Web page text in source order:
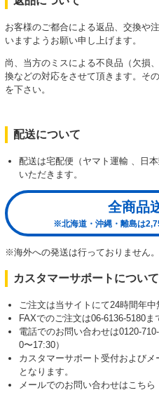
お客様のご都合による返品、交換や
いますようお願い申し上げます。
尚、当方のミスによる不良品（欠損
換などの対応をさせて頂きます。そ
を下さい。
配送について
配送は宅配便（ヤマト運輸 、日
いただきます。
全商品
※北海道・沖縄・離島は
※海外への発送は行っておりません
カスタマーサポートについて
ご注文は当サイトにて24時間年中
FAXでのご注文は06-6136-5180ま
電話でのお問い合わせは0120-
0〜17:30）
カスタマーサポート受付および
となります。
メールでのお問い合わせはこちら